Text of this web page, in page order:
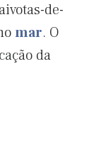
de-
mar. O
da